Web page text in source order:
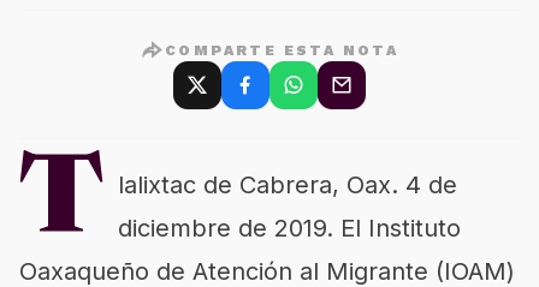
COMPARTE ESTA NOTA
T lalixtac de Cabrera, Oax. 4 de
diciembre de 2019. El Instituto
Oaxaqueño de Atención al Migrante (IOAM)